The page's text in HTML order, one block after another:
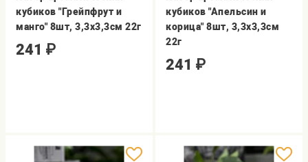
кубиков "Грейпфрут и
манго" 8шт, 3,3х3,3см 22г
241 ₽
кубиков "Апельсин и
корица" 8шт, 3,3х3,3см
22г
241 ₽